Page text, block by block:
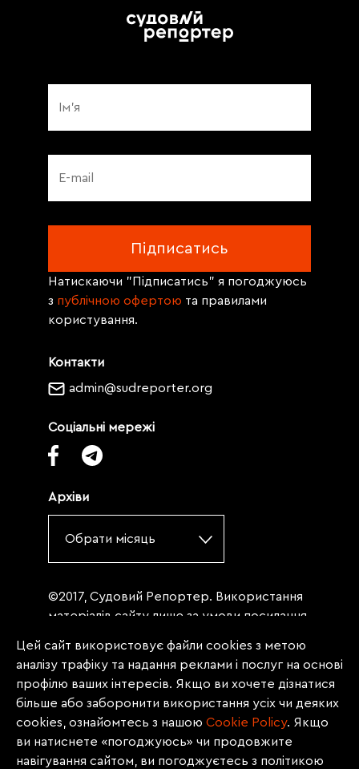
Контакти
admin@sudreporter.org
Соціальні мережі
Архіви
Обрати місяць
Натискаючи "Підписатись" я погоджуюсь
з публічною офертою та правилами
користування.
©2017, Судовий Репортер. Використання
матеріалів сайту лише за умови посилання
«Судовий репортер» не нижче третього
абзацу. Матеріали, щодо яких міститься
заборона на повну републікацію
(передрук, копіювання, відтворення або
інше використання), заборонено
передруковувати без згоди редакції.
Цей сайт використовує файли cookies з метою
аналізу трафіку та надання реклами і послуг на основі
профілю ваших інтересів. Якщо ви хочете дізнатися
більше або заборонити використання усіх чи деяких
cookies, ознайомтесь з нашою Сookie Policy. Якщо
ви натиснете «погоджуюсь» чи продовжите
навігування сайтом, ви погоджуєтесь з політикою